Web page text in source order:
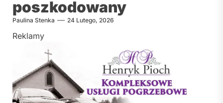
poszkodowany
Paulina Stenka 24 Lutego, 2026
Reklamy